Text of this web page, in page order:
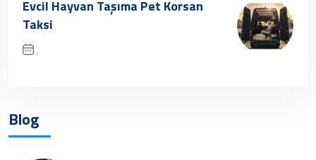
Evcil Hayvan Taşıma Pet Korsan
Taksi
,
Blog